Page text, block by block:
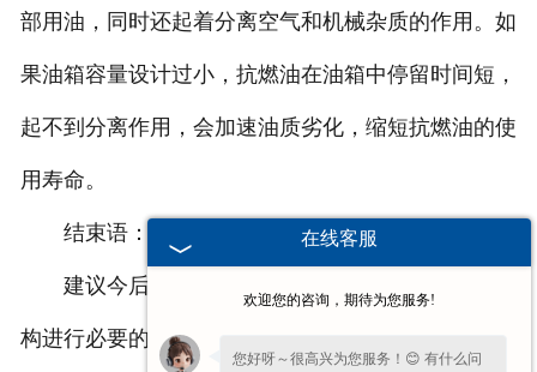
部用油，同时还起着分离空气和机械杂质的作用。如
果油箱容量设计过小，抗燃油在油箱中停留时间短，
起不到分离作用，会加速油质劣化，缩短抗燃油的使
用寿命。
结束语：
建议今后应定期对伺服阀进行更换并送到权威机
构进行必要的检测和校验，以防止因伺服阀故障而导
在线客服
欢迎您的咨询，期待为您服务!
您好呀～很高兴为您服务！😊 有什么问